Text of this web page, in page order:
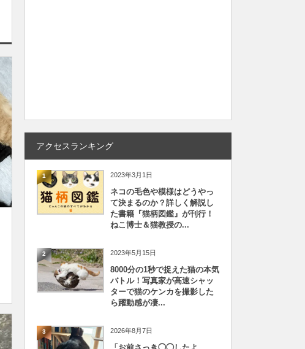
アクセスランキング
1 2023年3月1日
ネコの毛色や模様はどうやっ
て決まるのか？詳しく解説し
た書籍『猫柄図鑑』が刊行！
ねこ博士＆猫教授の...
2 2023年5月15日
8000分の1秒で捉えた猫の本気
バトル！写真家が高速シャッ
ターで猫のケンカを撮影した
ら躍動感が凄...
3 2026年8月7日